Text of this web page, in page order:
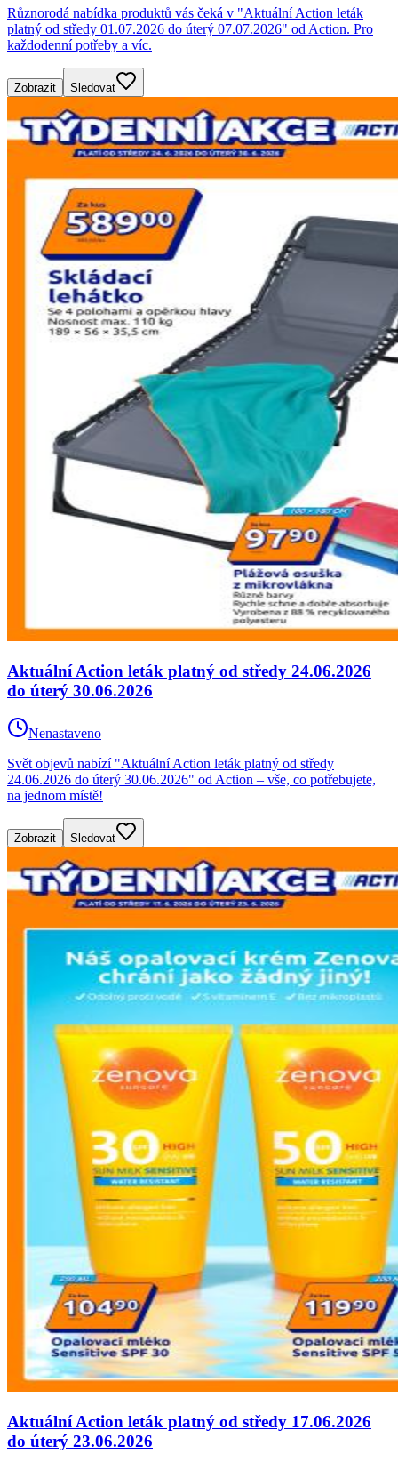
Různorodá nabídka produktů vás čeká v "Aktuální Action leták
platný od středy 01.07.2026 do úterý 07.07.2026" od Action. Pro
každodenní potřeby a víc.
Zobrazit Sledovat
Aktuální Action leták platný od středy 24.06.2026
do úterý 30.06.2026
Nenastaveno
Svět objevů nabízí "Aktuální Action leták platný od středy
24.06.2026 do úterý 30.06.2026" od Action – vše, co potřebujete,
na jednom místě!
Zobrazit Sledovat
Aktuální Action leták platný od středy 17.06.2026
do úterý 23.06.2026